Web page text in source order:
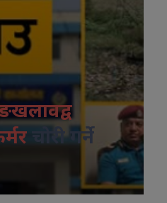
चोरी गर्ने